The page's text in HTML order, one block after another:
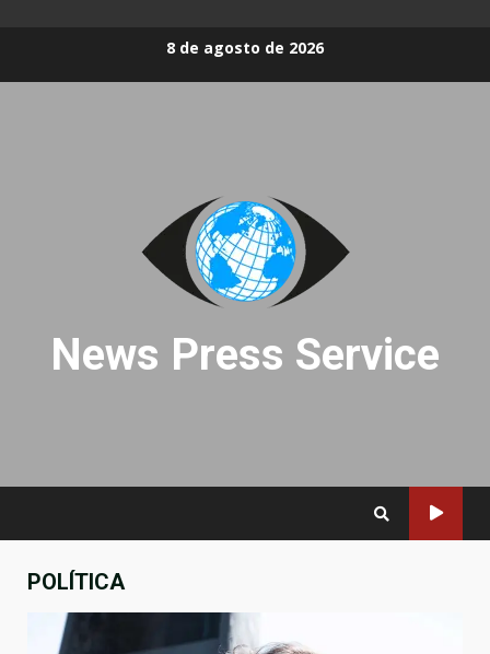
8 de agosto de 2026
News Press Service
POLÍTICA